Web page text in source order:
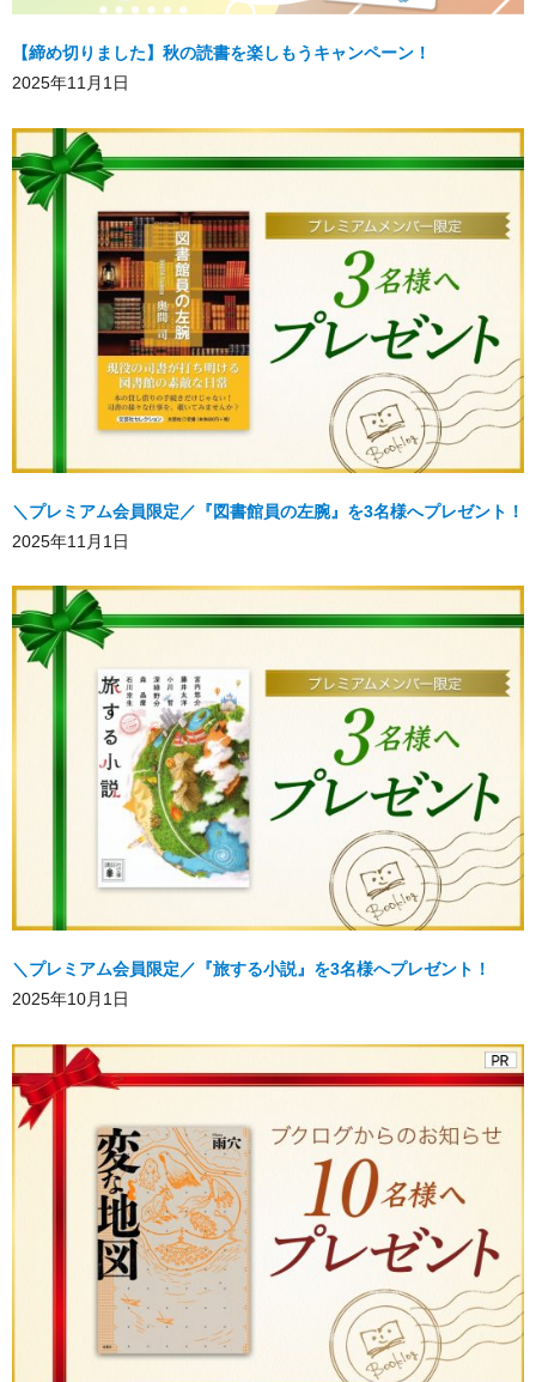
【締め切りました】秋の読書を楽しもうキャンペーン！
2025年11月1日
＼プレミアム会員限定／『図書館員の左腕』を3名様へプレゼント！
2025年11月1日
＼プレミアム会員限定／『旅する小説』を3名様へプレゼント！
2025年10月1日